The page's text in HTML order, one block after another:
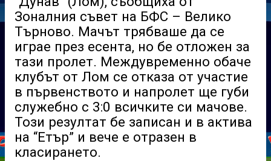
Зоналния съвет на БФС – Велико
Търново. Мачът трябваше да се
играе през есента, но бе отложен за
тази пролет. Междувременно обаче
клубът от Лом се отказа от участие
в първенството и напролет ще губи
служебно с 3:0 всичките си мачове.
Този резултат бе записан и в актива
на “Етър” и вече е отразен в
класирането.